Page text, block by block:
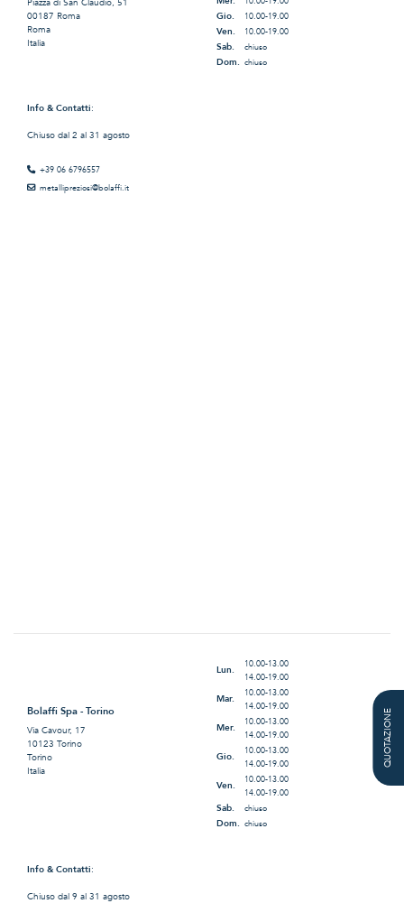
Piazza di San Claudio, 51
00187 Roma
Roma
Italia
Gio. 10.00-19.00
Ven. 10.00-19.00
Sab. chiuso
Dom. chiuso
Info & Contatti:
Chiuso dal 2 al 31 agosto
+39 06 6796557
metallipreziosi@bolaffi.it
Bolaffi Spa - Torino
Via Cavour, 17
10123 Torino
Torino
Italia
Lun.
10.00-13.00
14.00-19.00
Mar.
10.00-13.00
14.00-19.00
Mer.
10.00-13.00
14.00-19.00
Gio.
10.00-13.00
14.00-19.00
Ven.
10.00-13.00
14.00-19.00
Sab. chiuso
Dom. chiuso
Info & Contatti:
Chiuso dal 9 al 31 agosto
QUOTAZIONE